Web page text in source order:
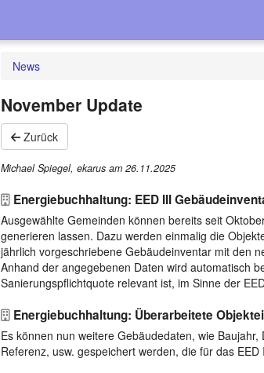
News
November Update
Zurück
Michael Spiegel, ekarus am 26.11.2025
Energiebuchhaltung: EED III
Ausgewählte Gemeinden können bereits seit
generieren lassen. Dazu werden einmalig die
jährlich vorgeschriebene Gebäudeinventar mit den
Anhand der angegebenen Daten wird automatisch
Sanierungspflichtquote relevant ist, im Sinne der
Energiebuchhaltung: Überarbeitete
Es können nun weitere Gebäudedaten, wie
Referenz, usw. gespeichert werden, die für das